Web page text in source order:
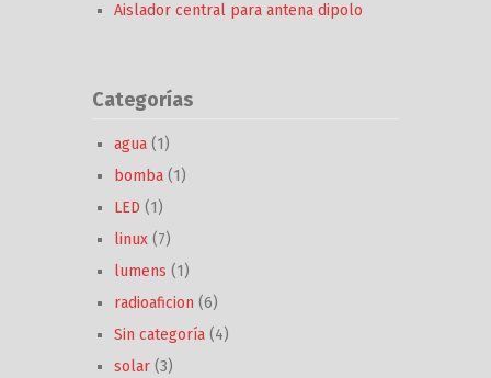
Aislador central para antena dipolo
Categorías
agua (1)
bomba (1)
LED (1)
linux (7)
lumens (1)
radioaficion (6)
Sin categoría (4)
solar (3)